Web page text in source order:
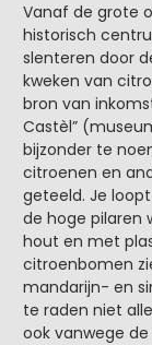
Vanaf de grote
historisch
slenteren door
kweken van
bron van
Castèl”
bijzonder te
citroenen en
geteeld. Je
de hoge pilaren
hout en met
citroenbomen
mandarijn- en
te raden niet
ook vanwege